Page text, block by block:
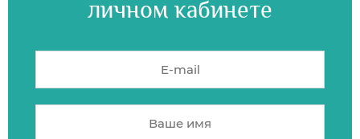
личном кабинете